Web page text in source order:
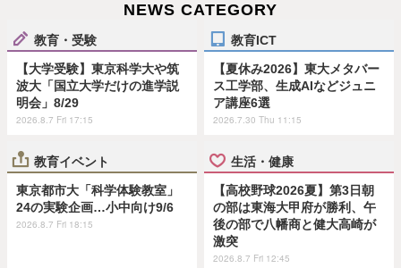
NEWS CATEGORY
教育・受験
【大学受験】東京科学大や筑
波大「国立大学だけの進学説
明会」8/29
2026.8.7 Fri 17:15
教育ICT
【夏休み2026】東大メタバー
ス工学部、生成AIなどジュニ
ア講座6選
2026.7.30 Thu 11:15
教育イベント
東京都市大「科学体験教室」
24の実験企画…小中向け9/6
2026.8.7 Fri 18:15
生活・健康
【高校野球2026夏】第3日朝
の部は東海大甲府が勝利、午
後の部で八幡商と健大高崎が
激突
2026.8.7 Fri 12:45